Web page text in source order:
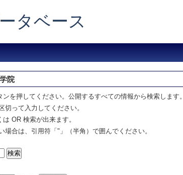
タベース
院
を押してください。公開するすべての情報から検索します。
って入力してください。
OR 検索が出来ます。
合は、引用符「"」（半角）で囲んでください。